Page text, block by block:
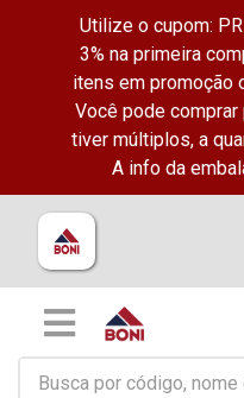
Utilize o cupom:
3% na primeira
itens em promoção
Você pode
tiver múltiplos, a
A info da